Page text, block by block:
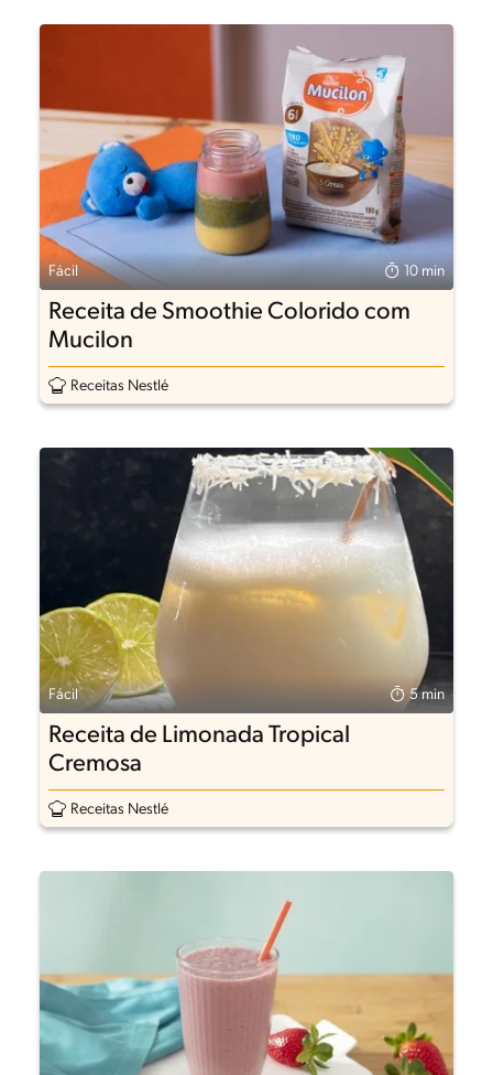
Fácil 10 min
Receita de Smoothie Colorido com
Mucilon
Receitas Nestlé
Fácil 5 min
Receita de Limonada Tropical
Cremosa
Receitas Nestlé